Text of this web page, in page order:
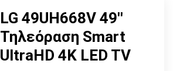
LG 49UH668V 49''
Τηλεόραση Smart
UltraHD 4K LED TV